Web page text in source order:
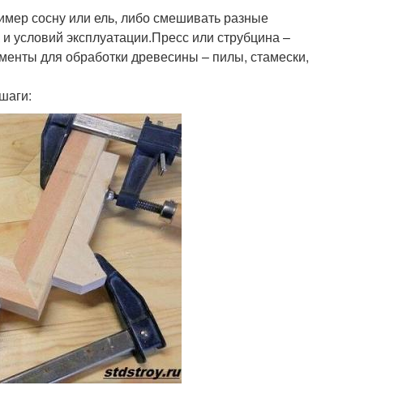
сосну или ель, либо смешивать разные
условий эксплуатации.Пресс или струбцина –
для обработки древесины – пилы, стамески,